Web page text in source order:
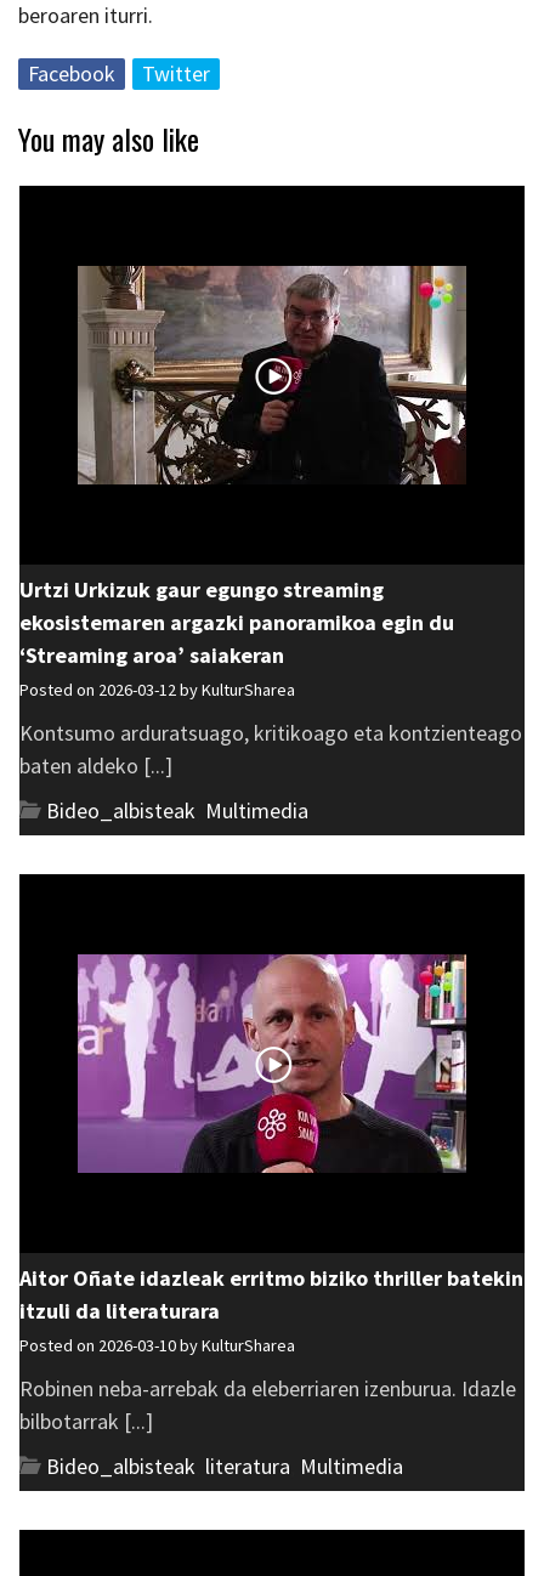
beroaren iturri.
Facebook Twitter
You may also like
Urtzi Urkizuk gaur egungo streaming
ekosistemaren argazki panoramikoa egin du
‘Streaming aroa’ saiakeran
Posted on 2026-03-12 byKulturSharea
Kontsumo arduratsuago, kritikoago eta kontzienteago
baten aldeko [...]
Bideo_albisteak Multimedia
Aitor Oñate idazleak erritmo biziko thriller batekin
itzuli da literaturara
Posted on 2026-03-10 byKulturSharea
Robinen neba-arrebak da eleberriaren izenburua. Idazle
bilbotarrak [...]
Bideo_albisteak literatura Multimedia